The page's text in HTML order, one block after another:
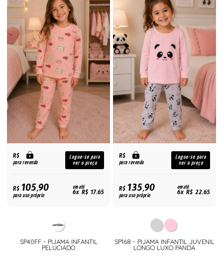
R$
para revenda
Logue-se para
ver o preço
R$105,90
para uso próprio
em até
6x R$ 17,65
SP40FF - PIJAMA INFANTIL
PELUCIADO
R$
para revenda
Logue-se para
ver o preço
R$135,90
para uso próprio
em até
6x R$ 22,65
SP168 - PIJAMA INFANTIL JUVENIL
LONGO LUXO PANDA